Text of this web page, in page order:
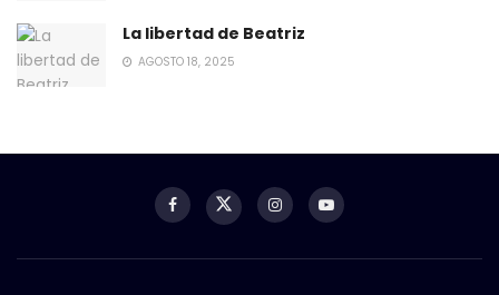
La libertad de Beatriz
AGOSTO 18, 2025